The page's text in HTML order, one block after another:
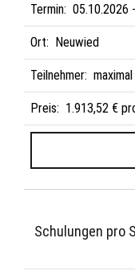
Termin: 05.10.2026
Ort: Neuwied
Teilnehmer:
Preis: 1.913,52 €
Schulungen pro